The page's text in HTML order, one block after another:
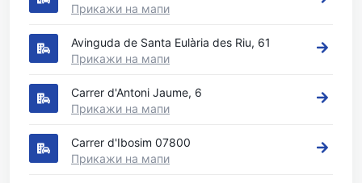
Прикажи на мапи
Avinguda de Santa Eulària des Riu, 61
Прикажи на мапи
Carrer d'Antoni Jaume, 6
Прикажи на мапи
Carrer d'Ibosim 07800
Прикажи на мапи